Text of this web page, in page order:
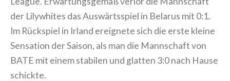
der Lilywhites das Auswärtsspiel in Belarus mit 0:1.
Im Rückspiel in Irland ereignete sich die erste kleine
Sensation der Saison, als man die Mannschaft von
BATE mit einem stabilen und glatten 3:0 nach Hause
schickte.